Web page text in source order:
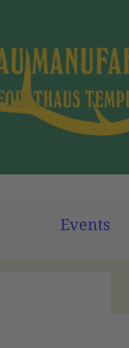
Abfüllung
Braukultur &
Nachhaltigkeit
Events